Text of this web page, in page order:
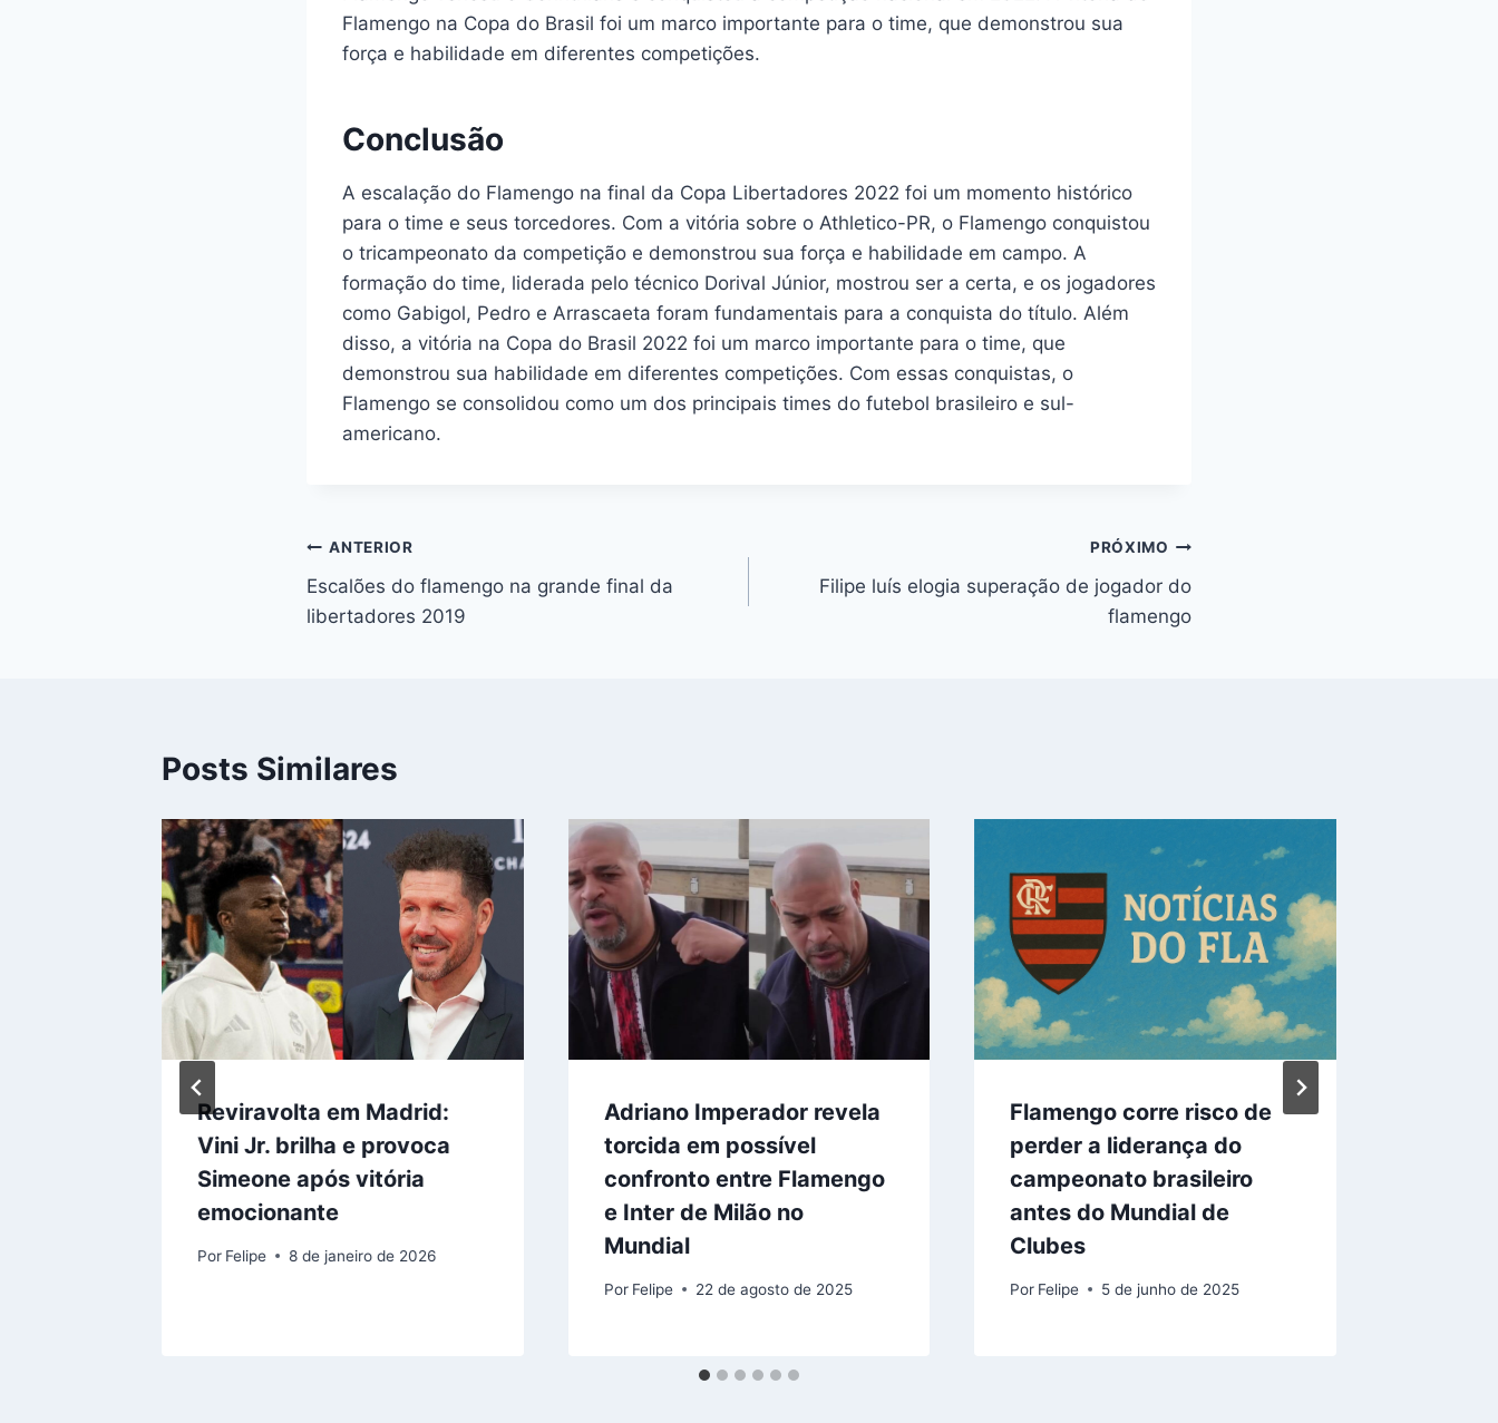
Flamengo na Copa do Brasil foi um marco importante para o time, que demonstrou sua
força e habilidade em diferentes competições.
Conclusão
A escalação do Flamengo na final da Copa Libertadores 2022 foi um momento histórico
para o time e seus torcedores. Com a vitória sobre o Athletico-PR, o Flamengo conquistou
o tricampeonato da competição e demonstrou sua força e habilidade em campo. A
formação do time, liderada pelo técnico Dorival Júnior, mostrou ser a certa, e os jogadores
como Gabigol, Pedro e Arrascaeta foram fundamentais para a conquista do título. Além
disso, a vitória na Copa do Brasil 2022 foi um marco importante para o time, que
demonstrou sua habilidade em diferentes competições. Com essas conquistas, o
Flamengo se consolidou como um dos principais times do futebol brasileiro e sul-
americano.
Navegação
de
ANTERIOR
Escalões do flamengo na grande final da
libertadores 2019
PRÓXIMO
Filipe luís elogia superação de jogador do
flamengo
Posts Similares
Reviravolta em Madrid:
Vini Jr. brilha e provoca
Simeone após vitória
emocionante
Por Felipe 8 de janeiro de 2026
Adriano Imperador revela
torcida em possível
confronto entre Flamengo
e Inter de Milão no
Mundial
Por Felipe 22 de agosto de 2025
Flamengo corre risco de
perder a liderança do
campeonato brasileiro
antes do Mundial de
Clubes
Por Felipe 5 de junho de 2025